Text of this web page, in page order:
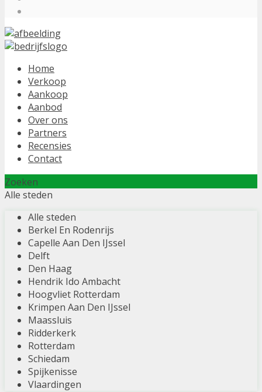
Home
Verkoop
Aankoop
Aanbod
Over ons
Partners
Recensies
Contact
Zoeken
Alle steden
Alle steden
Berkel En Rodenrijs
Capelle Aan Den IJssel
Delft
Den Haag
Hendrik Ido Ambacht
Hoogvliet Rotterdam
Krimpen Aan Den IJssel
Maassluis
Ridderkerk
Rotterdam
Schiedam
Spijkenisse
Vlaardingen